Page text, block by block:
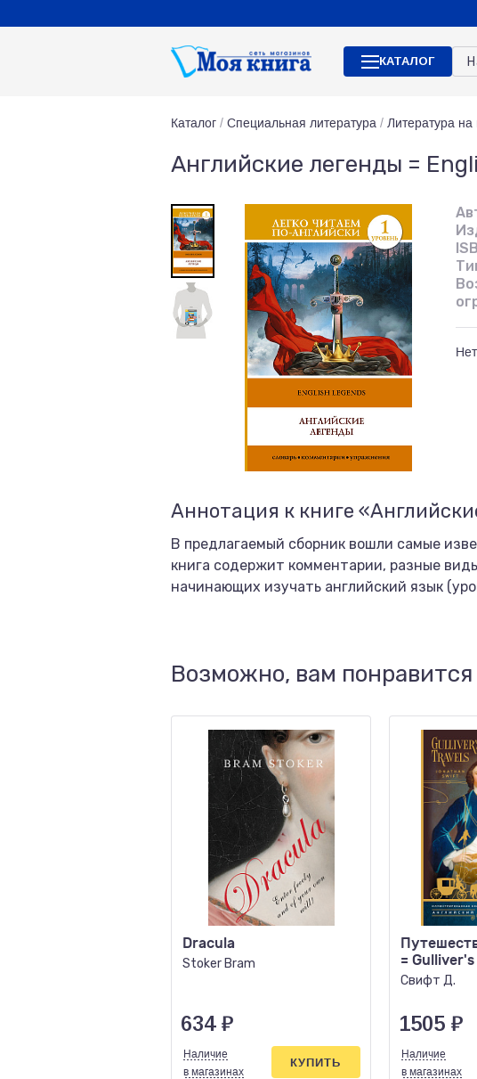
КАТАЛОГ
Каталог / Специальная литература / Литература
Английские легенды =
Аннотация к книге
В предлагаемый сборник вошли самые
книга содержит комментарии, разные
начинающих изучать английский язык
Возможно, вам понравится
Dracula
Stoker Bram
634 ₽
Наличие
в магазинах
КУПИТЬ
=
Свифт Д.
1505 ₽
Наличие
в магазинах